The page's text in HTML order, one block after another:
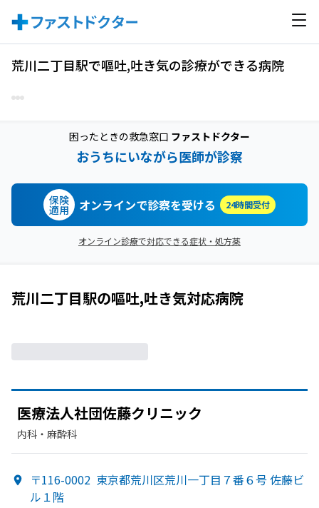
荒川二丁目駅で嘔吐,吐き気の診療ができる病院
困ったときの救急窓口 ファストドクター
おうちにいながら医師が診察
保険
適用 オンラインで診察を受ける 24時間受付
オンライン診療で対応できる症状・処方薬
荒川二丁目駅の嘔吐,吐き気対応病院
医療法人社団佐藤クリニック
内科・​麻酔科
〒116-0002 東京都荒川区荒川一丁目７番６号 佐藤ビ
ル１階